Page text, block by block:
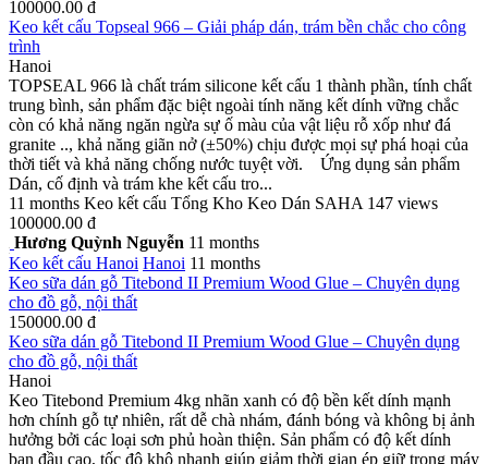
100000.00 đ
Keo kết cấu Topseal 966 – Giải pháp dán, trám bền chắc cho công
trình
Hanoi
TOPSEAL 966 là chất trám silicone kết cấu 1 thành phần, tính chất
trung bình, sản phẩm đặc biệt ngoài tính năng kết dính vững chắc
còn có khả năng ngăn ngừa sự ố màu của vật liệu rỗ xốp như đá
granite .., khả năng giãn nở (±50%) chịu được mọi sự phá hoại của
thời tiết và khả năng chống nước tuyệt vời. Ứng dụng sản phẩm
Dán, cố định và trám khe kết cấu tro...
11 months Keo kết cấu Tổng Kho Keo Dán SAHA 147 views
100000.00 đ
Hương Quỳnh Nguyễn 11 months
Keo kết cấu Hanoi Hanoi 11 months
Keo sữa dán gỗ Titebond II Premium Wood Glue – Chuyên dụng
cho đồ gỗ, nội thất
150000.00 đ
Keo sữa dán gỗ Titebond II Premium Wood Glue – Chuyên dụng
cho đồ gỗ, nội thất
Hanoi
Keo Titebond Premium 4kg nhãn xanh có độ bền kết dính mạnh
hơn chính gỗ tự nhiên, rất dễ chà nhám, đánh bóng và không bị ảnh
hưởng bởi các loại sơn phủ hoàn thiện. Sản phẩm có độ kết dính
ban đầu cao, tốc độ khô nhanh giúp giảm thời gian ép giữ trong máy